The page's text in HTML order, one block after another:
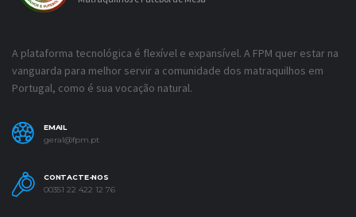
A plataforma tecnológica é flexível e expansível. A FPM quer estar na
vanguarda para melhor servir a comunidade dos matraquilhos em
Portugal, como é sua vocação natural.
EMAIL
geral@fpm.pt
CONTACTE-NOS
00351 22 422 12 76